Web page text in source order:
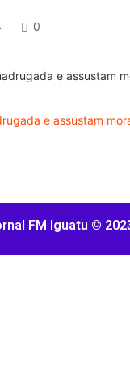
0
e assustam
FM Iguatu ©